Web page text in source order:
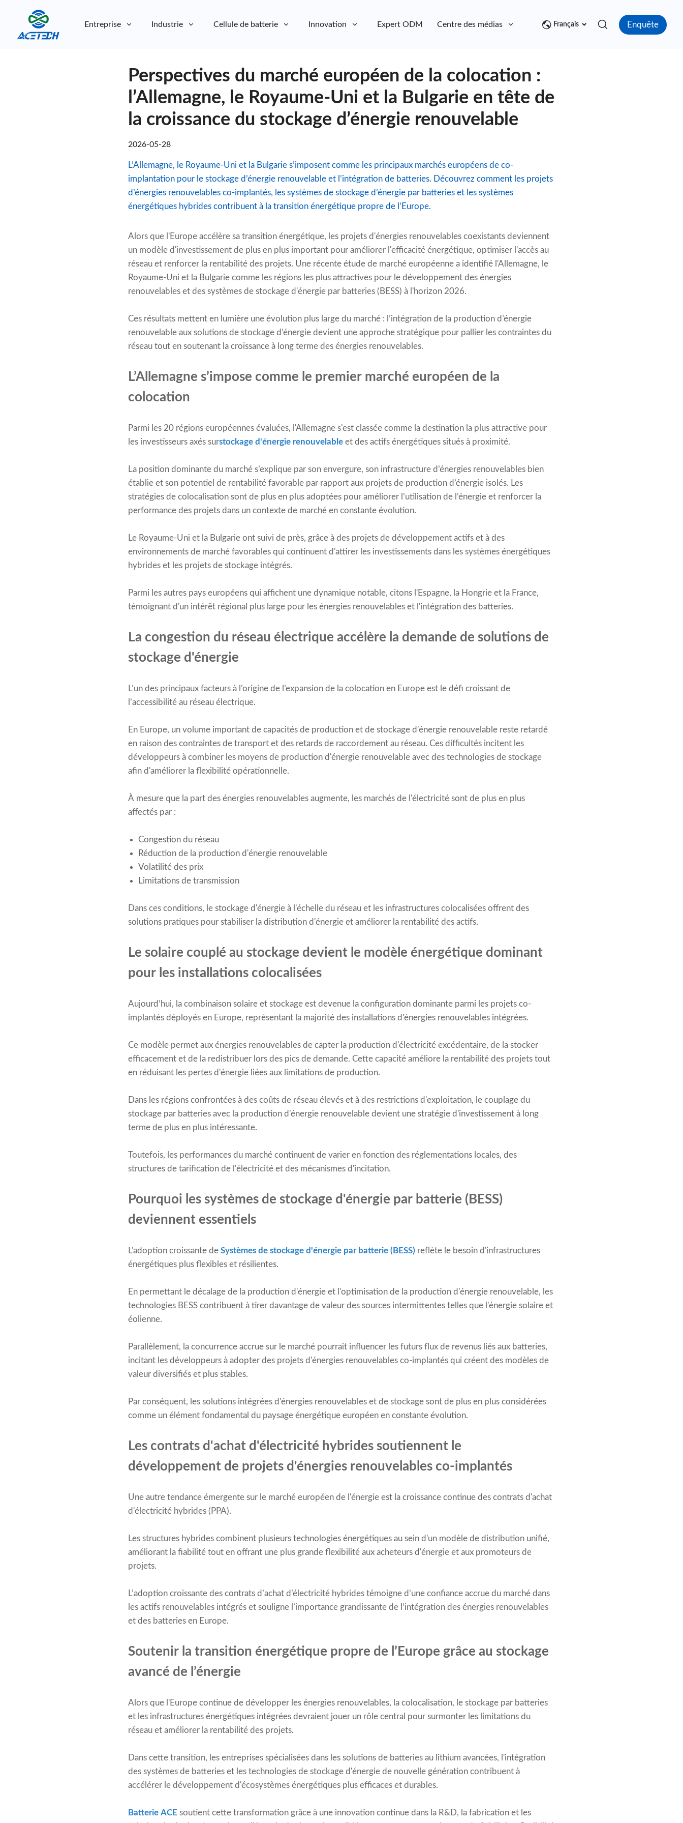
Entreprise Industrie Cellule de batterie Innovation Expert ODM Centre des médias ContactFrançais Enquête
Perspectives du marché européen de la colocation :
l’Allemagne, le Royaume-Uni et la Bulgarie en tête de
la croissance du stockage d’énergie renouvelable
2026-05-28
L’Allemagne, le Royaume-Uni et la Bulgarie s’imposent comme les principaux marchés européens de co-
implantation pour le stockage d’énergie renouvelable et l’intégration de batteries. Découvrez comment les projets
d’énergies renouvelables co-implantés, les systèmes de stockage d’énergie par batteries et les systèmes
énergétiques hybrides contribuent à la transition énergétique propre de l’Europe.
Alors que l'Europe accélère sa transition énergétique, les projets d'énergies renouvelables coexistants deviennent
un modèle d'investissement de plus en plus important pour améliorer l'efficacité énergétique, optimiser l'accès au
réseau et renforcer la rentabilité des projets. Une récente étude de marché européenne a identifié l'Allemagne, le
Royaume-Uni et la Bulgarie comme les régions les plus attractives pour le développement des énergies
renouvelables et des systèmes de stockage d'énergie par batteries (BESS) à l'horizon 2026.
Ces résultats mettent en lumière une évolution plus large du marché : l’intégration de la production d’énergie
renouvelable aux solutions de stockage d’énergie devient une approche stratégique pour pallier les contraintes du
réseau tout en soutenant la croissance à long terme des énergies renouvelables.
L’Allemagne s’impose comme le premier marché européen de la
colocation
Parmi les 20 régions européennes évaluées, l'Allemagne s'est classée comme la destination la plus attractive pour
les investisseurs axés surstockage d'énergie renouvelable et des actifs énergétiques situés à proximité.
La position dominante du marché s’explique par son envergure, son infrastructure d’énergies renouvelables bien
établie et son potentiel de rentabilité favorable par rapport aux projets de production d’énergie isolés. Les
stratégies de colocalisation sont de plus en plus adoptées pour améliorer l’utilisation de l’énergie et renforcer la
performance des projets dans un contexte de marché en constante évolution.
Le Royaume-Uni et la Bulgarie ont suivi de près, grâce à des projets de développement actifs et à des
environnements de marché favorables qui continuent d'attirer les investissements dans les systèmes énergétiques
hybrides et les projets de stockage intégrés.
Parmi les autres pays européens qui affichent une dynamique notable, citons l'Espagne, la Hongrie et la France,
témoignant d'un intérêt régional plus large pour les énergies renouvelables et l'intégration des batteries.
La congestion du réseau électrique accélère la demande de solutions de
stockage d'énergie
L’un des principaux facteurs à l’origine de l’expansion de la colocation en Europe est le défi croissant de
l’accessibilité au réseau électrique.
En Europe, un volume important de capacités de production et de stockage d'énergie renouvelable reste retardé
en raison des contraintes de transport et des retards de raccordement au réseau. Ces difficultés incitent les
développeurs à combiner les moyens de production d'énergie renouvelable avec des technologies de stockage
afin d'améliorer la flexibilité opérationnelle.
À mesure que la part des énergies renouvelables augmente, les marchés de l'électricité sont de plus en plus
affectés par :
Congestion du réseau
Réduction de la production d'énergie renouvelable
Volatilité des prix
Limitations de transmission
Dans ces conditions, le stockage d'énergie à l'échelle du réseau et les infrastructures colocalisées offrent des
solutions pratiques pour stabiliser la distribution d'énergie et améliorer la rentabilité des actifs.
Le solaire couplé au stockage devient le modèle énergétique dominant
pour les installations colocalisées
Aujourd’hui, la combinaison solaire et stockage est devenue la configuration dominante parmi les projets co-
implantés déployés en Europe, représentant la majorité des installations d’énergies renouvelables intégrées.
Ce modèle permet aux énergies renouvelables de capter la production d'électricité excédentaire, de la stocker
efficacement et de la redistribuer lors des pics de demande. Cette capacité améliore la rentabilité des projets tout
en réduisant les pertes d'énergie liées aux limitations de production.
Dans les régions confrontées à des coûts de réseau élevés et à des restrictions d'exploitation, le couplage du
stockage par batteries avec la production d'énergie renouvelable devient une stratégie d'investissement à long
terme de plus en plus intéressante.
Toutefois, les performances du marché continuent de varier en fonction des réglementations locales, des
structures de tarification de l'électricité et des mécanismes d'incitation.
Pourquoi les systèmes de stockage d'énergie par batterie (BESS)
deviennent essentiels
L'adoption croissante de Systèmes de stockage d'énergie par batterie (BESS) reflète le besoin d'infrastructures
énergétiques plus flexibles et résilientes.
En permettant le décalage de la production d'énergie et l'optimisation de la production d'énergie renouvelable, les
technologies BESS contribuent à tirer davantage de valeur des sources intermittentes telles que l'énergie solaire et
éolienne.
Parallèlement, la concurrence accrue sur le marché pourrait influencer les futurs flux de revenus liés aux batteries,
incitant les développeurs à adopter des projets d'énergies renouvelables co-implantés qui créent des modèles de
valeur diversifiés et plus stables.
Par conséquent, les solutions intégrées d’énergies renouvelables et de stockage sont de plus en plus considérées
comme un élément fondamental du paysage énergétique européen en constante évolution.
Les contrats d'achat d'électricité hybrides soutiennent le
développement de projets d'énergies renouvelables co-implantés
Une autre tendance émergente sur le marché européen de l'énergie est la croissance continue des contrats d'achat
d'électricité hybrides (PPA).
Les structures hybrides combinent plusieurs technologies énergétiques au sein d'un modèle de distribution unifié,
améliorant la fiabilité tout en offrant une plus grande flexibilité aux acheteurs d'énergie et aux promoteurs de
projets.
L’adoption croissante des contrats d’achat d’électricité hybrides témoigne d’une confiance accrue du marché dans
les actifs renouvelables intégrés et souligne l’importance grandissante de l’intégration des énergies renouvelables
et des batteries en Europe.
Soutenir la transition énergétique propre de l’Europe grâce au stockage
avancé de l’énergie
Alors que l'Europe continue de développer les énergies renouvelables, la colocalisation, le stockage par batteries
et les infrastructures énergétiques intégrées devraient jouer un rôle central pour surmonter les limitations du
réseau et améliorer la rentabilité des projets.
Dans cette transition, les entreprises spécialisées dans les solutions de batteries au lithium avancées, l'intégration
des systèmes de batteries et les technologies de stockage d'énergie de nouvelle génération contribuent à
accélérer le développement d'écosystèmes énergétiques plus efficaces et durables.
Batterie ACE soutient cette transformation grâce à une innovation continue dans la R&D, la fabrication et les